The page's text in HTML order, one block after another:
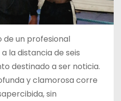
de un profesional
la distancia de seis
destinado a ser noticia.
y clamorosa corre
sin